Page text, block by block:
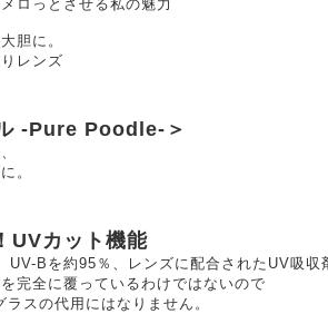
ロっとさせる私の魅力
胆に。
レンズ
-Pure Poodle-＞
。
UVカット機能
UV-Bを約95％、レンズに配合されたUV吸収
完全に覆っているわけではないので
スの代用にはなりません。